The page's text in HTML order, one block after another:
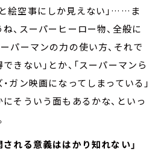
絵空事にしか見えない」……ま
、スーパーヒーロー物、全般に
パーマンの力の使い方、それで
きない」とか、「スーパーマンら
ガン映画になってしまっている」
そういう面もあるかな、といっ
れる意義ははかり知れない」